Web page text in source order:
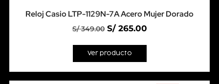
Reloj Casio LTP-1129N-7A Acero Mujer Dorado
S/349.00 S/265.00
Ver producto